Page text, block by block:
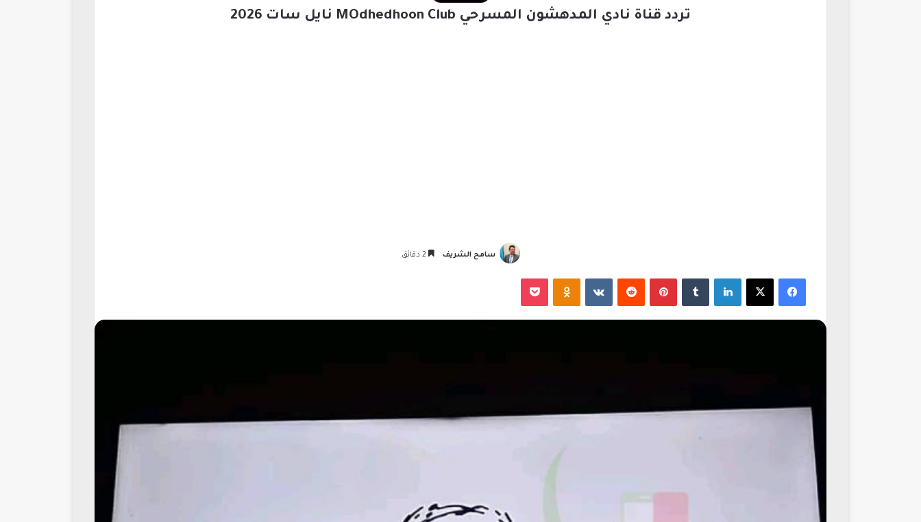
تردد قناة نادي المدهشون المسرحي MOdhedhoon Club نايل سات 2026
سامح الشريف
فيسبوك لينكدإن بينتيريست